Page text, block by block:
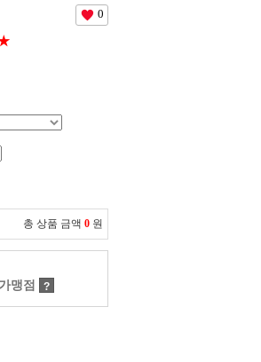
0
총 상품 금액 0 원
맹점 ?